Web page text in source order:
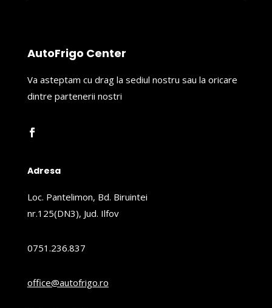
AutoFrigo Center
Va asteptam cu drag la sediul nostru sau la oricare
dintre partenerii nostri
Adresa
Loc. Pantelimon, Bd. Biruintei
nr.125(DN3), Jud. Ilfov
0751.236.837
office@autofrigo.ro